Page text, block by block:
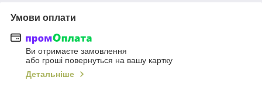
Умови оплати
Ви отримаєте замовлення
або гроші повернуться на вашу картку
Детальніше